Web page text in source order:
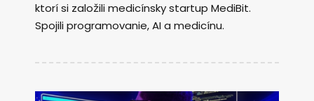
ktorí si založili medicínsky startup MediBit.
Spojili programovanie, AI a medicínu.